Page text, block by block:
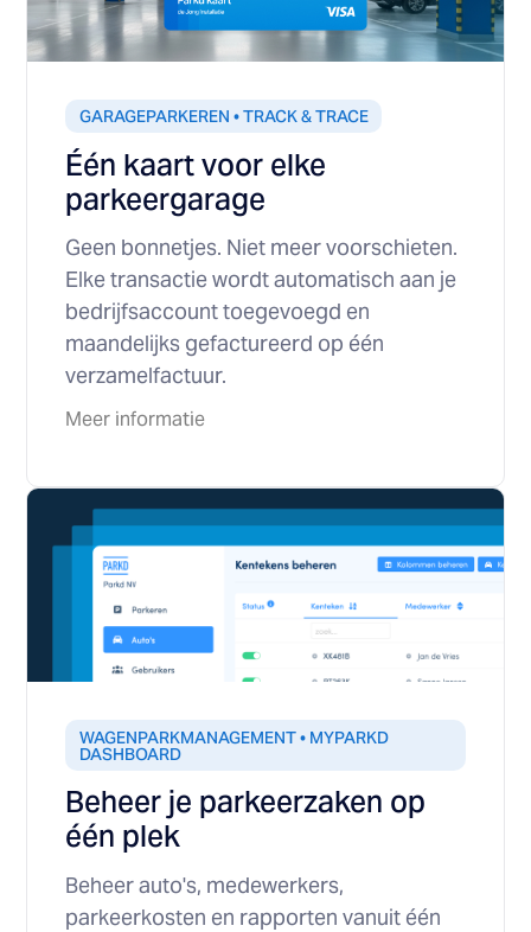
GARAGEPARKEREN • TRACK & TRACE
Één kaart voor elke
parkeergarage
Geen bonnetjes. Niet meer voorschieten.
Elke transactie wordt automatisch aan je
bedrijfsaccount toegevoegd en
maandelijks gefactureerd op één
verzamelfactuur.
Meer informatie
WAGENPARKMANAGEMENT • MYPARKD
DASHBOARD
Beheer je parkeerzaken op
één plek
Beheer auto's, medewerkers,
parkeerkosten en rapporten vanuit één